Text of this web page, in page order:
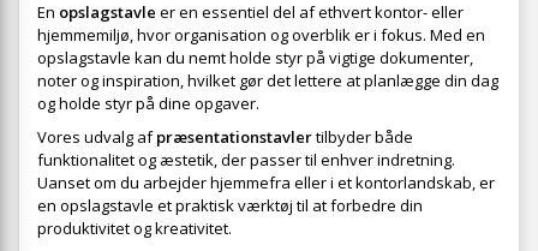
En opslagstavle er en essentiel del af ethvert kontor- eller
hjemmemiljø, hvor organisation og overblik er i fokus. Med en
opslagstavle kan du nemt holde styr på vigtige dokumenter,
noter og inspiration, hvilket gør det lettere at planlægge din dag
og holde styr på dine opgaver.
Vores udvalg afpræsentationstavlertilbyder både
funktionalitet og æstetik, der passer til enhver indretning.
Uanset om du arbejder hjemmefra eller i et kontorlandskab, er
en opslagstavle et praktisk værktøj til at forbedre din
produktivitet og kreativitet.